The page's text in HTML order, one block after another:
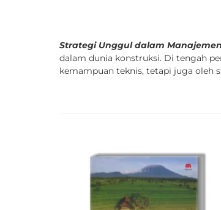
Strategi Unggul dalam
dalam dunia konstruksi. Di tengah
kemampuan teknis, tetapi juga oleh